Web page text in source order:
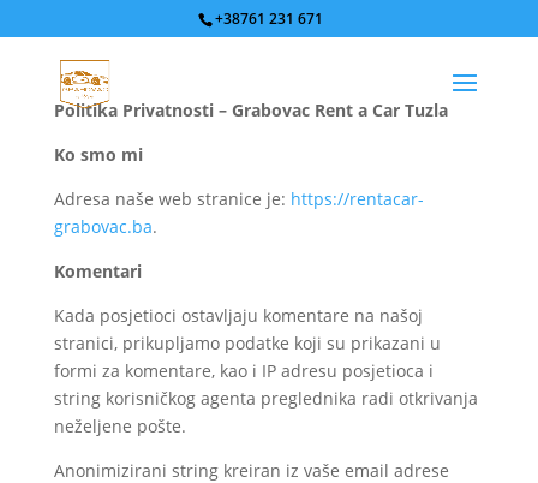
+38761 231 671
Politika Privatnosti – Grabovac Rent a Car Tuzla
Ko smo mi
Adresa naše web stranice je: https://rentacar-
grabovac.ba.
Komentari
Kada posjetioci ostavljaju komentare na našoj
stranici, prikupljamo podatke koji su prikazani u
formi za komentare, kao i IP adresu posjetioca i
string korisničkog agenta preglednika radi otkrivanja
neželjene pošte.
Anonimizirani string kreiran iz vaše email adrese